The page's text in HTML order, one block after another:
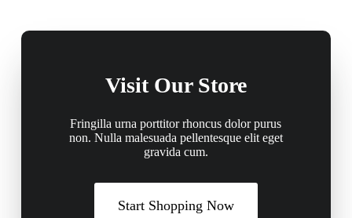
Visit Our Store
Fringilla urna porttitor rhoncus dolor purus
non. Nulla malesuada pellentesque elit eget
gravida cum.
Start Shopping Now